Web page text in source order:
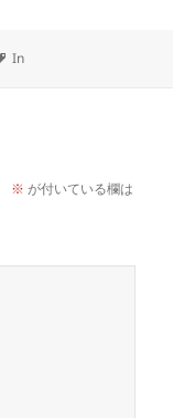
タ
In
※ が付いている欄は